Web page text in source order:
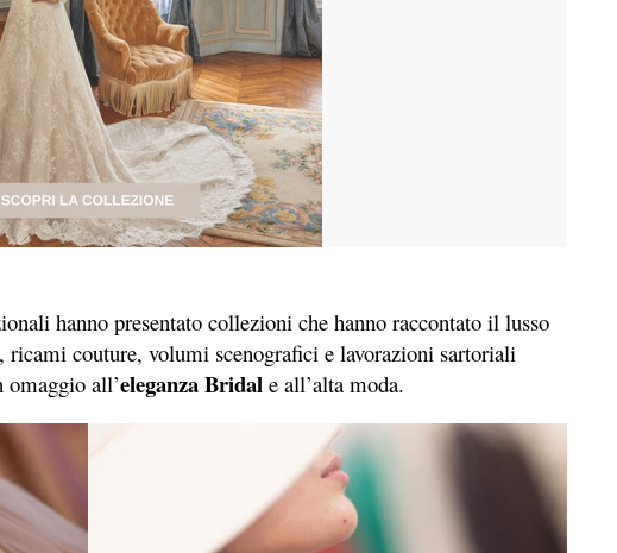
hanno presentato collezioni che hanno raccontato il lusso
ricami couture, volumi scenografici e lavorazioni sartoriali
omaggio all’eleganza Bridal e all’alta moda.